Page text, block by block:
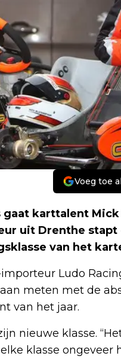
Voeg toe
gaat karttalent
uit Drenthe
van het
Ludo
meten met de
van het jaar.
nieuwe klasse.
klasse ongeveer